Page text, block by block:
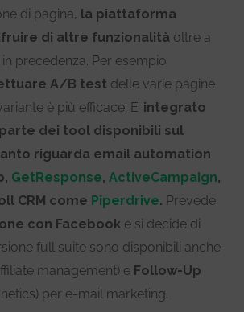
di pagina, la piattaforma
di altre funzionalità oltre a
precedenza. Per esempio
A/B test delle varie pagine
è più efficace; E’ integrato
dei tool disponibili sul
riguarda email automation
GetResponse, ActiveCampaign,
CRM come Piperdrive. Prevede
con Facebook e si decide di
full suite sono disponibili anche
management) e Follow-Up
per e-mail marketing.